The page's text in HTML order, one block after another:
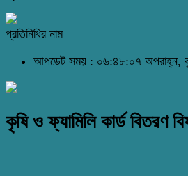
প্রতিনিধির নাম
আপডেট সময় : ০৬:৪৮:০৭ অপরাহ্ন,
কৃষি ও ফ্যামিলি কার্ড বিতরণ